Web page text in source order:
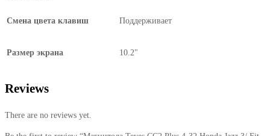
Смена цвета клавиш Поддерживает
Размер экрана 10.2"
Reviews
There are no reviews yet.